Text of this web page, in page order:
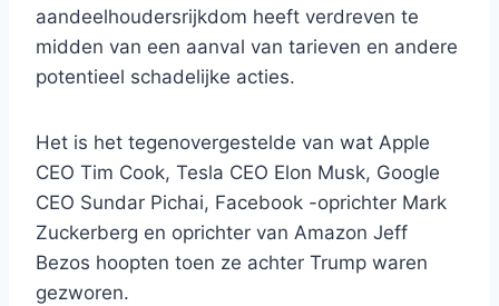
aandeelhoudersrijkdom heeft verdreven te
midden van een aanval van tarieven en andere
potentieel schadelijke acties.
Het is het tegenovergestelde van wat Apple
CEO Tim Cook, Tesla CEO Elon Musk, Google
CEO Sundar Pichai, Facebook -oprichter Mark
Zuckerberg en oprichter van Amazon Jeff
Bezos hoopten toen ze achter Trump waren
gezworen.